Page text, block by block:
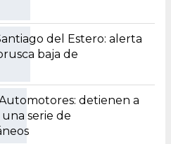
del Estero: alerta
baja de
detienen a
serie de